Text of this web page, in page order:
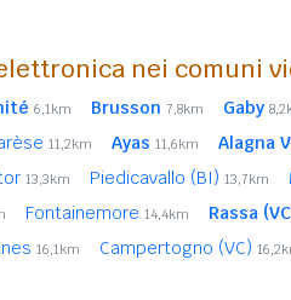
nei comuni
6,1km Brusson 7,8km Gaby
11,2km Ayas 11,6km Alagna
13,3km Piedicavallo (BI) 13,7km
Fontainemore 14,4km Rassa
16,1km Campertogno (VC)